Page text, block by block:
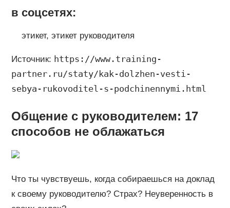
в соцсетях:
этикет, этикет руководителя
Источник: https://www.training-
partner.ru/staty/kak-dolzhen-vesti-
sebya-rukovoditel-s-podchinennymi.html
Общение с руководителем: 17
способов не облажаться
Что ты чувствуешь, когда собираешься на доклад
к своему руководителю? Страх? Неуверенность в